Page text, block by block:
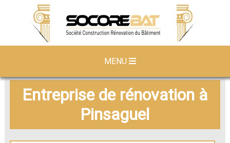
MENU
Entreprise de rénovation à
Pinsaguel